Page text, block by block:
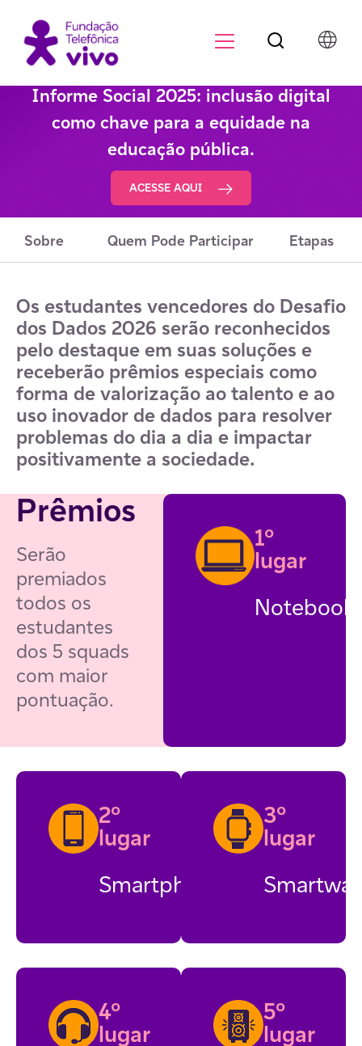
Informe Social 2025: inclusão digital
como chave para a equidade na
educação pública.
ACESSE AQUI
Sobre Quem Pode Participar Etapas
Os estudantes vencedores do Desafio
dos Dados 2026 serão reconhecidos
pelo destaque em suas soluções e
receberão prêmios especiais como
forma de valorização ao talento e ao
uso inovador de dados para resolver
problemas do dia a dia e impactar
positivamente a sociedade.
Prêmios
Serão
premiados
todos os
estudantes
dos 5 squads
com maior
pontuação.
1º
lugar
Notebook
2º
lugar
Smartphone
3º
lugar
4º
lugar
5º
lugar
Botão de